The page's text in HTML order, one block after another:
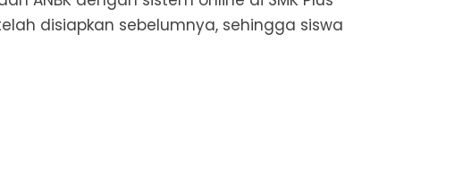
disiapkan sebelumnya, sehingga siswa